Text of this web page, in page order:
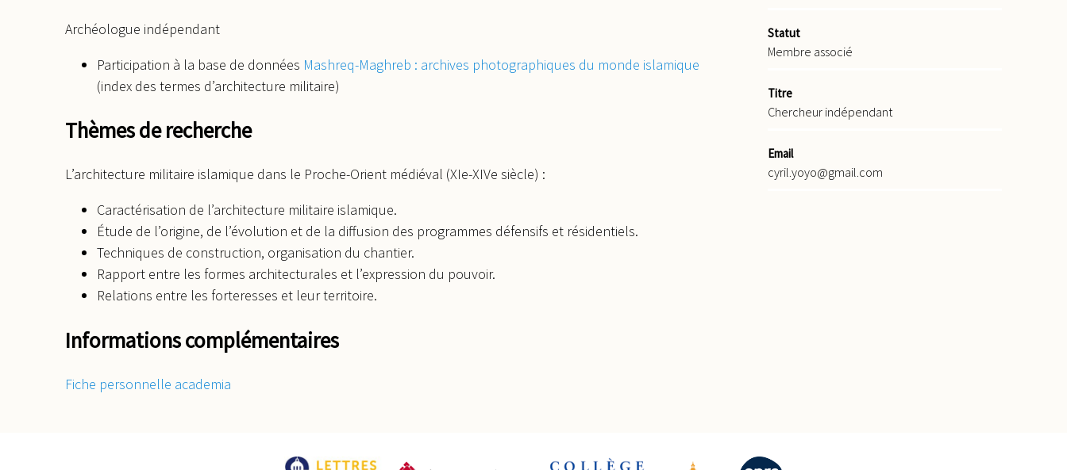
Archéologue indépendant
Participation à la base de données Mashreq-Maghreb : archives photographiques du monde islamique
(index des termes d’architecture militaire)
Thèmes de recherche
L’architecture militaire islamique dans le Proche-Orient médiéval (XIe-XIVe siècle) :
Caractérisation de l’architecture militaire islamique.
Étude de l’origine, de l’évolution et de la diffusion des programmes défensifs et résidentiels.
Techniques de construction, organisation du chantier.
Rapport entre les formes architecturales et l’expression du pouvoir.
Relations entre les forteresses et leur territoire.
Informations complémentaires
Fiche personnelle academia
Statut
Membre associé
Titre
Chercheur indépendant
Email
cyril.yoyo@gmail.com